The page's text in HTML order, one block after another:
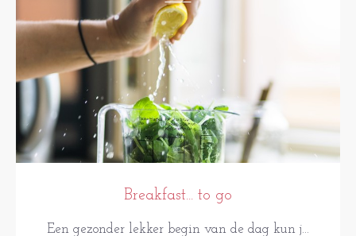
Breakfast... to go
Een gezonder lekker begin van de dag kun j...